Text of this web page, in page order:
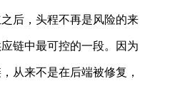
后，头程不再是风险的来
链中最可控的一段。因为
从来不是在后端被修复，